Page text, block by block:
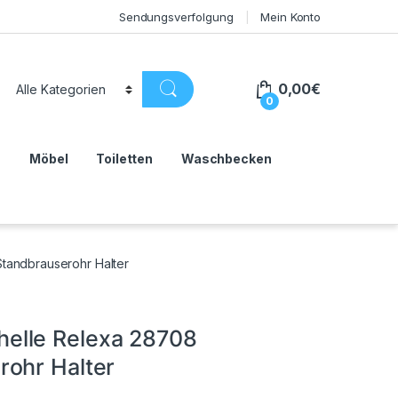
Sendungsverfolgung Mein Konto
0
0,00€
Möbel Toiletten Waschbecken
Halter
Relexa 28708
Halter